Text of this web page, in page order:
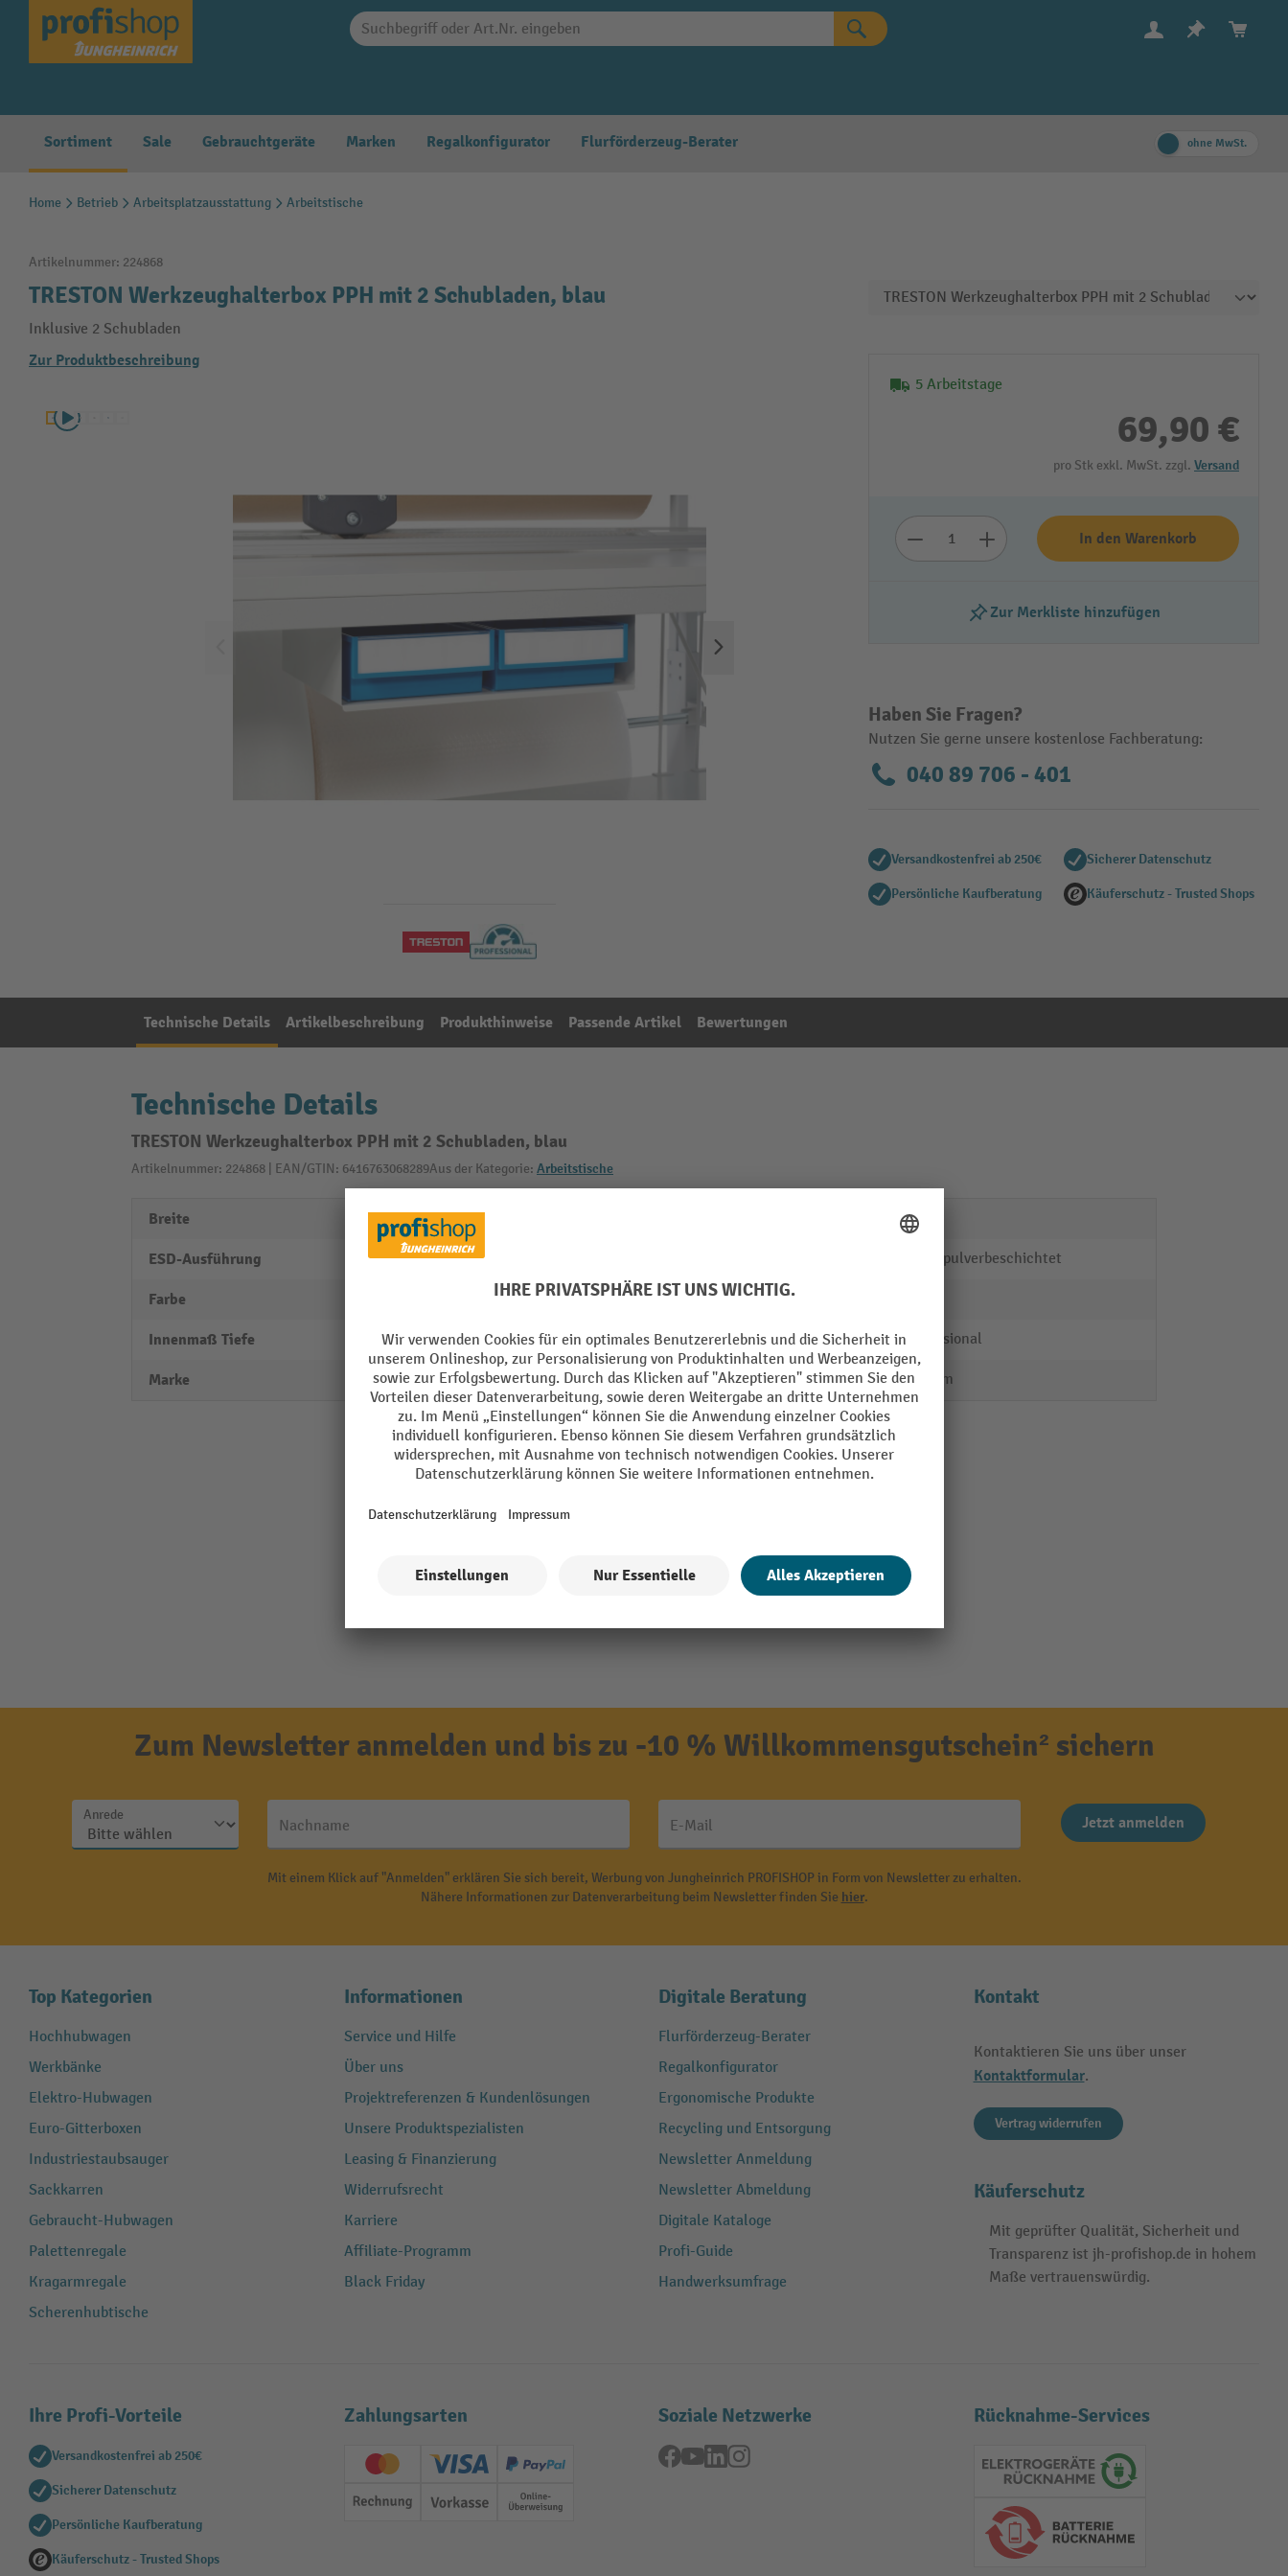
Zur Hauptnavigation springen
Sortiment Sale Gebrauchtgeräte Marken Regalkonfigurator Flurförderzeug-Berater ohne MwSt.
Home Betrieb Arbeitsplatzausstattung Arbeitstische
Artikelnummer: 224868
TRESTON Werkzeughalterbox PPH mit 2 Schubladen, blau
Inklusive 2 Schubladen
Zur Produktbeschreibung
5 Arbeitstage
69,90 €
pro Stk exkl. MwSt. zzgl. Versand
In den Warenkorb
Zur Merkliste hinzufügen
Haben Sie Fragen?
Nutzen Sie gerne unsere kostenlose Fachberatung:
040 89 706 - 401
Versandkostenfrei ab 250€ Sicherer Datenschutz
Persönliche Kaufberatung Käuferschutz - Trusted Shops
Technische Details Artikelbeschreibung Produkthinweise Passende Artikel Bewertungen
Technische Details
TRESTON Werkzeughalterbox PPH mit 2 Schubladen, blau
Artikelnummer: 224868 | EAN/GTIN: 6416763068289Aus der Kategorie: Arbeitstische
Breite 400 mm
ESD-Ausführung nein
Farbe
Innenmaß Tiefe 257 mm
Marke TRESTON
Stahl
epoxidpulverbeschichtet
Schubladen Auszugssperre
Segment Professional
Tiefe 300 mm
Zum Newsletter anmelden und bis zu -10 % Willkommensgutschein² sichern
Anrede
Nachname E-Mail Jetzt anmelden
Mit einem Klick auf "Anmelden" erklären Sie sich bereit, Werbung von Jungheinrich PROFISHOP in Form von Newsletter zu erhalten.
Nähere Informationen zur Datenverarbeitung beim Newsletter finden Sie hier.
Top Kategorien
Hochhubwagen
Werkbänke
Elektro-Hubwagen
Euro-Gitterboxen
Industriestaubsauger
Sackkarren
Gebraucht-Hubwagen
Palettenregale
Kragarmregale
Scherenhubtische
Informationen
Service und Hilfe
Über uns
Projektreferenzen & Kundenlösungen
Unsere Produktspezialisten
Leasing & Finanzierung
Widerrufsrecht
Karriere
Affiliate-Programm
Black Friday
Digitale Beratung
Flurförderzeug-Berater
Regalkonfigurator
Ergonomische Produkte
Recycling und Entsorgung
Newsletter Anmeldung
Newsletter Abmeldung
Digitale Kataloge
Profi-Guide
Handwerksumfrage
Kontakt
Kontaktieren Sie uns über unser
Kontaktformular.
Vertrag widerrufen
Käuferschutz
Mit geprüfter Qualität, Sicherheit und
Transparenz ist jh-profishop.de in hohem
Maße vertrauenswürdig.
Ihre Profi-Vorteile
Versandkostenfrei ab 250€
Sicherer Datenschutz
Persönliche Kaufberatung
Käuferschutz - Trusted Shops
Zahlungsarten
Creditcard (Master)Creditcard (Visa)
PayPal
Rechnung Vorkasse Online-Überweisung
Soziale Netzwerke
Facebook
YouTubeLinkedIn
Rücknahme-Services
Elektrogeräte Rückname
Batterie Rückname